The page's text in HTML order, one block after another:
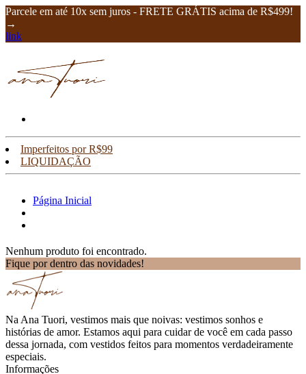
Parcele em até 10x sem juros - FRETE GRÁTIS acima de R$499!
→
link
Imperfeitos por R$99
LIQUIDAÇÃO
Página Inicial
Nenhum produto foi encontrado.
Fique por dentro das novidades!
Na Ana Tuori, vestimos mais que noivas: vestimos sonhos e
histórias de amor. Estamos aqui para cuidar de você em cada passo
dessa jornada, com vestidos feitos para momentos verdadeiramente
especiais.
Informações